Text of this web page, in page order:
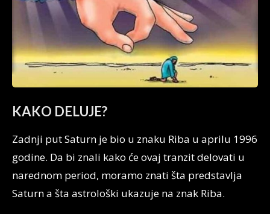
KAKO DELUJE?
Zadnji put Saturn je bio u znaku Riba u aprilu 1996
godine. Da bi znali kako će ovaj tranzit delovati u
narednom period, moramo znati šta predstavlja
Saturn a šta astrološki ukazuje na znak Riba.